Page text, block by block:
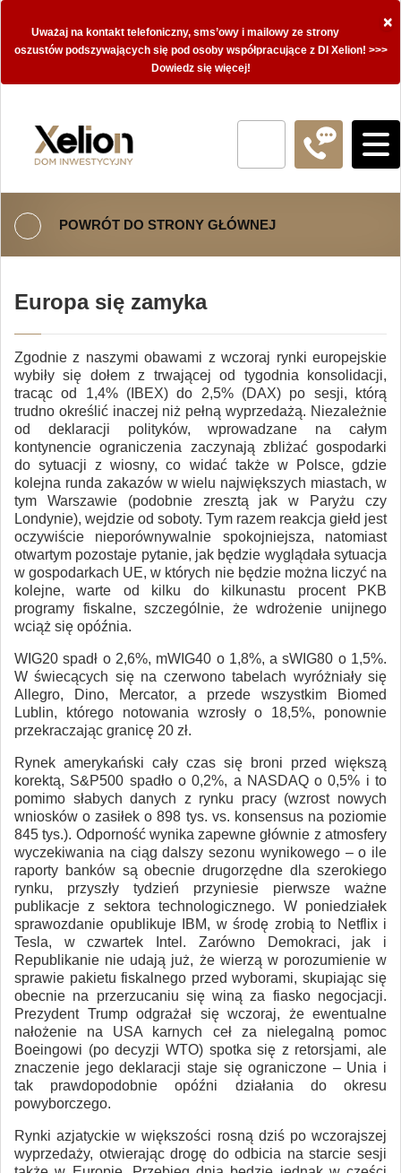
×
Uważaj na kontakt telefoniczny, sms’owy i mailowy ze strony
oszustów podszywających się pod osoby współpracujące z DI Xelion! >>>
Dowiedz się więcej!
POWRÓT DO STRONY GŁÓWNEJ
Europa się zamyka
Zgodnie z naszymi obawami z wczoraj rynki europejskie
wybiły się dołem z trwającej od tygodnia konsolidacji,
tracąc od 1,4% (IBEX) do 2,5% (DAX) po sesji, którą
trudno określić inaczej niż pełną wyprzedażą. Niezależnie
od deklaracji polityków, wprowadzane na całym
kontynencie ograniczenia zaczynają zbliżać gospodarki
do sytuacji z wiosny, co widać także w Polsce, gdzie
kolejna runda zakazów w wielu największych miastach, w
tym Warszawie (podobnie zresztą jak w Paryżu czy
Londynie), wejdzie od soboty. Tym razem reakcja giełd jest
oczywiście nieporównywalnie spokojniejsza, natomiast
otwartym pozostaje pytanie, jak będzie wyglądała sytuacja
w gospodarkach UE, w których nie będzie można liczyć na
kolejne, warte od kilku do kilkunastu procent PKB
programy fiskalne, szczególnie, że wdrożenie unijnego
wciąż się opóźnia.
WIG20 spadł o 2,6%, mWIG40 o 1,8%, a sWIG80 o 1,5%.
W świecących się na czerwono tabelach wyróżniały się
Allegro, Dino, Mercator, a przede wszystkim Biomed
Lublin, którego notowania wzrosły o 18,5%, ponownie
przekraczając granicę 20 zł.
Rynek amerykański cały czas się broni przed większą
korektą, S&P500 spadło o 0,2%, a NASDAQ o 0,5% i to
pomimo słabych danych z rynku pracy (wzrost nowych
wniosków o zasiłek o 898 tys. vs. konsensus na poziomie
845 tys.). Odporność wynika zapewne głównie z atmosfery
wyczekiwania na ciąg dalszy sezonu wynikowego – o ile
raporty banków są obecnie drugorzędne dla szerokiego
rynku, przyszły tydzień przyniesie pierwsze ważne
publikacje z sektora technologicznego. W poniedziałek
sprawozdanie opublikuje IBM, w środę zrobią to Netflix i
Tesla, w czwartek Intel. Zarówno Demokraci, jak i
Republikanie nie udają już, że wierzą w porozumienie w
sprawie pakietu fiskalnego przed wyborami, skupiając się
obecnie na przerzucaniu się winą za fiasko negocjacji.
Prezydent Trump odgrażał się wczoraj, że ewentualne
nałożenie na USA karnych ceł za nielegalną pomoc
Boeingowi (po decyzji WTO) spotka się z retorsjami, ale
znaczenie jego deklaracji staje się ograniczone – Unia i
tak prawdopodobnie opóźni działania do okresu
powyborczego.
Rynki azjatyckie w większości rosną dziś po wczorajszej
wyprzedaży, otwierając drogę do odbicia na starcie sesji